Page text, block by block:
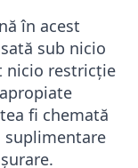
în acest
sub nicio
nicio restricție
fi chemată
suplimentare